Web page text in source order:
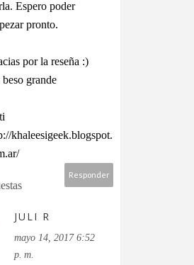
Espero poder
pronto.
por la reseña :)
grande
khaleesigeek.blogspot.
Responder
JULI R
mayo 14, 2017 6:52
p. m.